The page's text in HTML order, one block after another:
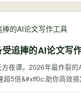
追捧的AI论文写
夜谭。2026年最炸裂
超5倍&#xff0c;助你高效